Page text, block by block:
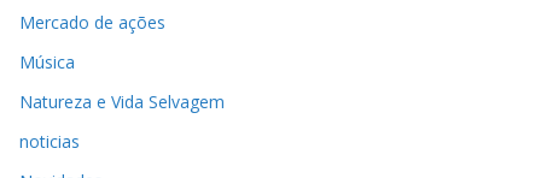
Mercado de ações
Música
Natureza e Vida Selvagem
noticias